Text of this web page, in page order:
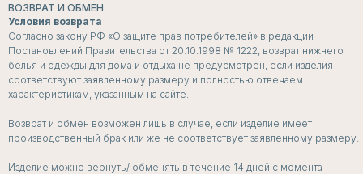
ВОЗВРАТ И ОБМЕН
Условия возврата
Согласно закону РФ «О защите прав потребителей» в редакции
Постановлений Правительства от 20.10.1998 № 1222, возврат нижнего
белья и одежды для дома и отдыха не предусмотрен, если изделия
соответствуют заявленному размеру и полностью отвечаем
характеристикам, указанным на сайте.
Возврат и обмен возможен лишь в случае, если изделие имеет
производственный брак или же не соответствует заявленному размеру.
Изделие можно вернуть/ обменять в течение 14 дней с момента